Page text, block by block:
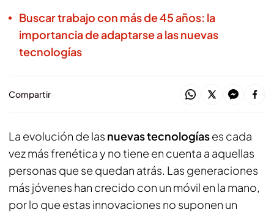
Buscar trabajo con más de 45 años: la
importancia de adaptarse a las nuevas
tecnologías
Compartir
La evolución de las nuevas tecnologíases cada
vez más frenética y no tiene en cuenta a aquellas
personas que se quedan atrás. Las generaciones
más jóvenes han crecido con un móvil en la mano,
por lo que estas innovaciones no suponen un